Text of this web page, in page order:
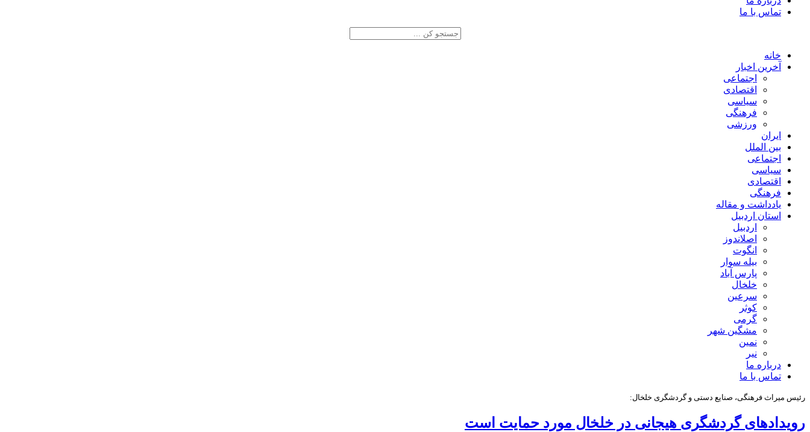
تماس با ما
خانه
آخرین اخبار
اجتماعی
اقتصادی
سیاسی
فرهنگی
ورزشی
ایران
بین الملل
اجتماعی
سیاسی
اقتصادی
فرهنگی
یادداشت و مقاله
استان اردبیل
اردبیل
اصلاندوز
انگوت
بیله سوار
پارس آباد
خلخال
سرعین
کوثر
گرمی
مشگین شهر
نمین
نیر
درباره ما
تماس با ما
رئیس میراث فرهنگی، صنایع دستی و گردشگری خلخال:
رویدادهای گردشگری هیجانی در خلخال مورد حمایت است